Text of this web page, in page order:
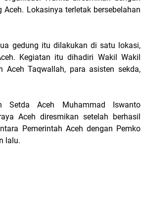
Lokasinya terletak bersebelahan
gedung itu dilakukan di satu lokasi,
Kegiatan itu dihadiri Wakil Wakil
Aceh Taqwallah, para asisten sekda,
Setda Aceh Muhammad Iswanto
Aceh diresmikan setelah berhasil
Pemerintah Aceh dengan Pemko
lalu.